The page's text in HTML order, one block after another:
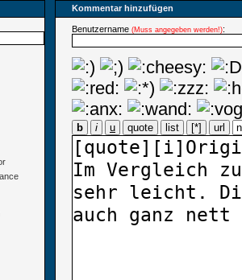
Kommentar hinzufügen
Benutzername (Muss angegeben werden!):
b i u quote list [*] url